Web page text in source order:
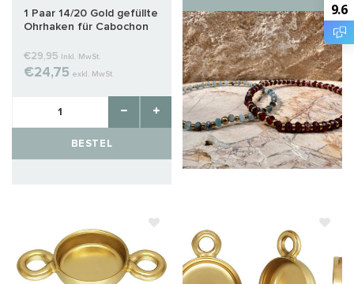
1 Paar 14/20 Gold gefüllte
Ohrhaken für Cabochon
€29,95 Inkl. MwSt.
€24,75 exkl. MwSt.
BESTEL
9.6